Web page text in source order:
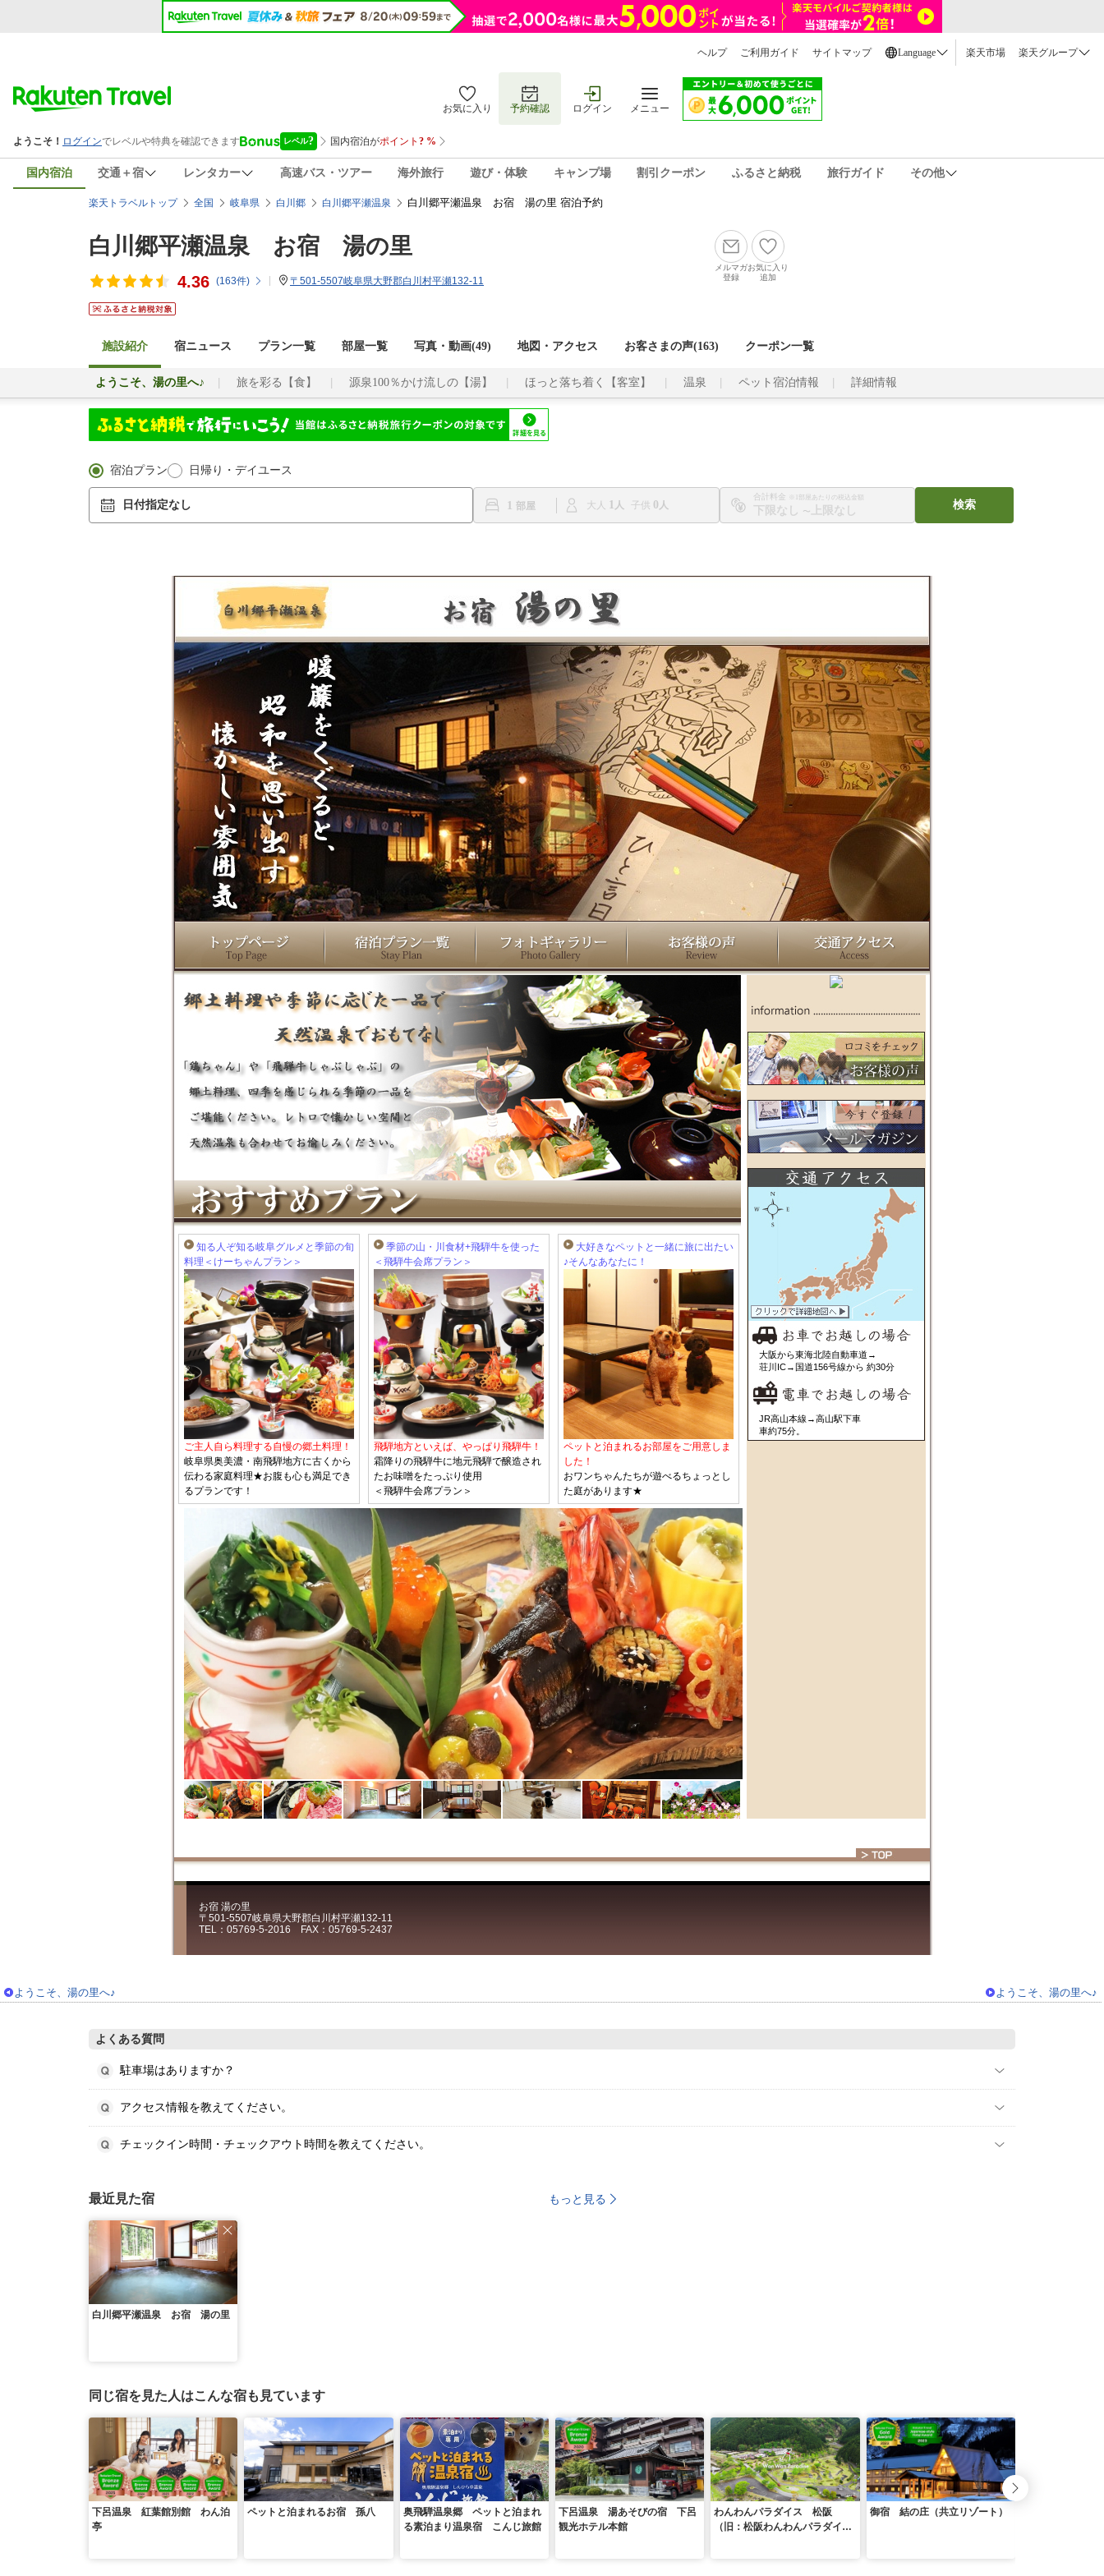
ヘルプ ご利用ガイド サイトマップ Language 楽天市場 楽天グループ
お気に入り 予約確認 ログイン メニュー
国内宿泊 交通＋宿 レンタカー 高速バス・ツアー 海外旅行 遊び・体験 キャンプ場 割引クーポン ふるさと納税 旅行ガイド その他
楽天トラベルトップ 全国 岐阜県 白川郷 白川郷平瀬温泉 白川郷平瀬温泉 お宿 湯の里 宿泊予約
白川郷平瀬温泉 お宿 湯の里
4.36 (163件) 〒501-5507岐阜県大野郡白川村平瀬132-11
メルマガ
登録
お気に入り
追加
施設紹介 宿ニュース プラン一覧 部屋一覧 写真・動画(49) 地図・アクセス お客さまの声(163) クーポン一覧
ようこそ、湯の里へ♪ 旅を彩る【食】 源泉100％かけ流しの【湯】 ほっと落ち着く【客室】 温泉 ペット宿泊情報 詳細情報
宿泊プラン 日帰り・デイユース
日付指定なし 1 大人 1 子供 0
合計料金 ※1部屋あたりの税込金額
〜
検索
知る人ぞ知る岐阜グルメと季節の旬
料理＜けーちゃんプラン＞
ご主人自ら料理する自慢の郷土料理！
岐阜県奥美濃・南飛騨地方に古くから
伝わる家庭料理★お腹も心も満足でき
るプランです！
季節の山・川食材+飛騨牛を使った
＜飛騨牛会席プラン＞
飛騨地方といえば、やっぱり飛騨牛！
霜降りの飛騨牛に地元飛騨で醸造され
たお味噌をたっぷり使用
＜飛騨牛会席プラン＞
大好きなペットと一緒に旅に出たい
♪そんなあなたに！
ペットと泊まれるお部屋をご用意しま
した！
おワンちゃんたちが遊べるちょっとし
た庭があります★
大阪から東海北陸自動車道→
荘川IC→国道156号線から 約30分
JR高山本線→高山駅下車
車約75分。
お宿 湯の里
〒501-5507岐阜県大野郡白川村平瀬132-11
TEL：05769-5-2016 FAX：05769-5-2437
ようこそ、湯の里へ♪ ようこそ、湯の里へ♪
よくある質問
駐車場はありますか？
アクセス情報を教えてください。
チェックイン時間・チェックアウト時間を教えてください。
最近見た宿 もっと見る
白川郷平瀬温泉 お宿 湯の里
同じ宿を見た人はこんな宿も見ています
下呂温泉 紅葉館別館 わん泊
亭
ペットと泊まれるお宿 孫八
奥飛騨温泉郷 ペットと泊まれ
る素泊まり温泉宿 こんじ旅館
下呂温泉 湯あそびの宿 下呂
観光ホテル本館
わんわんパラダイス 松阪
（旧：松阪わんわんパラダイ
御宿 結の庄（共立リゾート）